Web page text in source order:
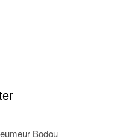
Bodou